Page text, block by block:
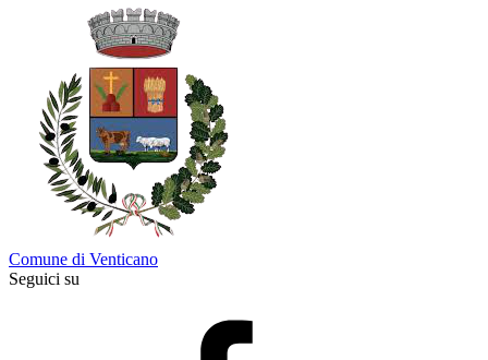
Comune di Venticano
Seguici su